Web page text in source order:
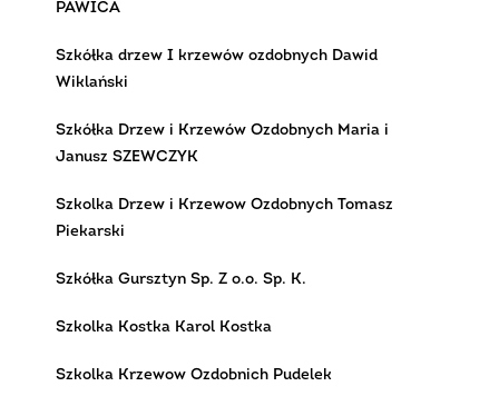
PAWICA
Szkółka drzew I krzewów ozdobnych Dawid
Wiklański
Szkółka Drzew i Krzewów Ozdobnych Maria i
Janusz SZEWCZYK
Szkolka Drzew i Krzewow Ozdobnych Tomasz
Piekarski
Szkółka Gursztyn Sp. Z o.o. Sp. K.
Szkolka Kostka Karol Kostka
Szkolka Krzewow Ozdobnich Pudelek